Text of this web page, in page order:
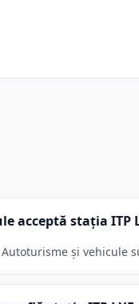
acceptă stația ITP
Autoturisme și